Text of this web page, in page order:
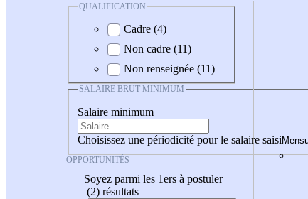
QUALIFICATION
Cadre (4)
Non cadre (11)
Non renseignée (11)
SALAIRE BRUT MINIMUM
Salaire minimum
Choisissez une périodicité pour le salaire saisi
OPPORTUNITÉS
Soyez parmi les 1ers à postuler
(2) résultats